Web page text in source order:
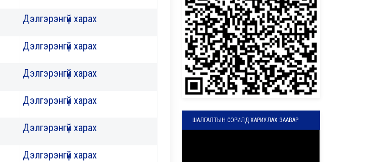
Дэлгэрэнгүй харах
Дэлгэрэнгүй харах
Дэлгэрэнгүй харах
Дэлгэрэнгүй харах
Дэлгэрэнгүй харах
Дэлгэрэнгүй харах
ШАЛГАЛТЫН СОРИЛД ХАРИУЛАХ ЗААВАР